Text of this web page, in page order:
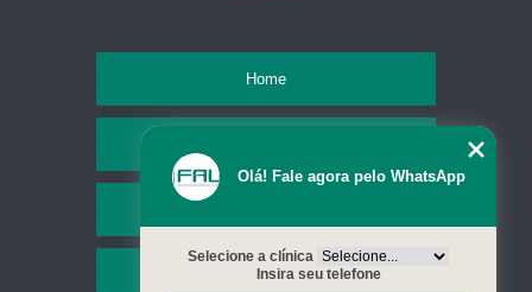
Home
Serviços
Olá! Fale agora pelo WhatsApp
Selecione a clínica
Insira seu telefone